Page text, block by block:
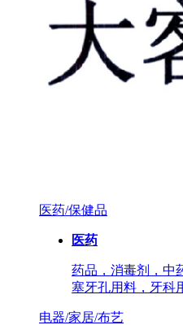
医药/保健品
医药
药品，消毒剂，中
塞牙孔用料，牙科
电器/家居/布艺